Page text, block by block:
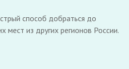
способ добраться до
мест из других регионов России.